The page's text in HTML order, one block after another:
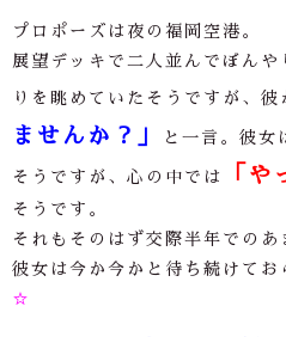
プロポーズは夜の福岡空港。
展望デッキで二人並んでぼんや
りを眺めていたそうですが、彼
ませんか？」
と一言。彼女
そうですが、心の中では 「や
そうです。
それもそのはず交際半年でのあ
彼女は今か今かと待ち続けてお
☆